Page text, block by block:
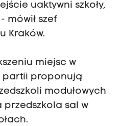
uaktywni szkoły,
mówił szef
Kraków.
miejsc w
partii proponują
modułowych
przedszkola sal w